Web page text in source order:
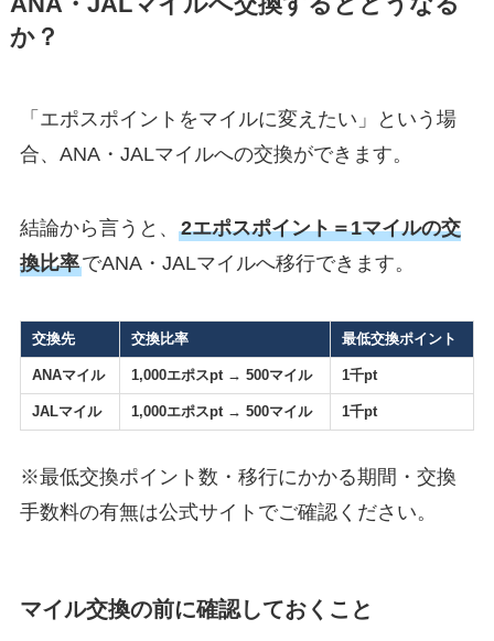
か？
「エポスポイントをマイルに変えたい」という場
合、ANA・JALマイルへの交換ができます。
結論から言うと、 2エポスポイント＝1マイルの交
換比率でANA・JALマイルへ移行できます。
交換先 交換比率 最低交換ポイント
ANAマイル 1,000エポスpt → 500マイル 1千pt
JALマイル 1,000エポスpt → 500マイル 1千pt
※最低交換ポイント数・移行にかかる期間・交換
手数料の有無は公式サイトでご確認ください。
マイル交換の前に確認しておくこと